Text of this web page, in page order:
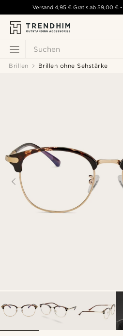
Suchen
Versand 4,95 € Gratis ab 59,00 € -
Brillen Brillen ohne Sehstärke